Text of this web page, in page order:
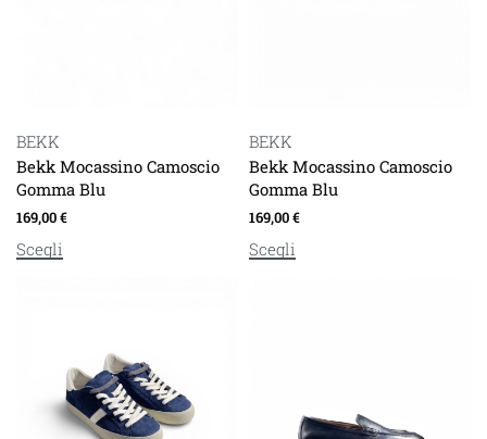
BEKK
Bekk Mocassino Camoscio
Gomma Blu
169,00€
Scegli
BEKK
Bekk Mocassino Camoscio
Gomma Blu
169,00€
Scegli